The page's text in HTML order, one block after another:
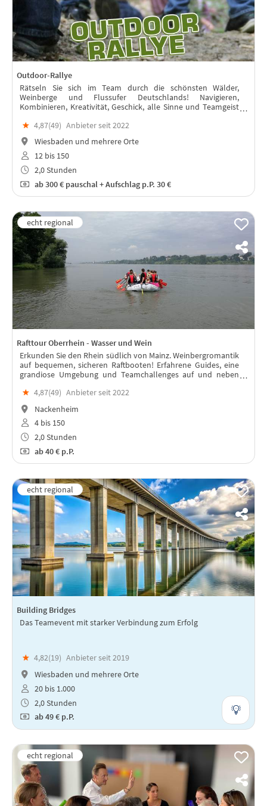
Outdoor-Rallye
Rätseln Sie sich im Team durch die schönsten Wälder,
Weinberge und Flussufer Deutschlands! Navigieren,
Kombinieren, Kreativität, Geschick, alle Sinne und Teamgeist
★ 4,87(49) Anbieter seit 2022
Wiesbaden und mehrere Orte
12 bis 150
2,0 Stunden
ab300 € pauschal + Aufschlag p.P. 30 €
Rafttour Oberrhein - Wasser und Wein
Erkunden Sie den Rhein südlich von Mainz. Weinbergromantik
auf bequemen, sicheren Raftbooten! Erfahrene Guides, eine
grandiose Umgebung und Teamchallenges auf und neben
Weinprobe im Anschluss möglich!
★ 4,87(49) Anbieter seit 2022
Nackenheim
4 bis 150
2,0 Stunden
ab40 € p.P.
Building Bridges
Das Teamevent mit starker Verbindung zum Erfolg
★ 4,82(19) Anbieter seit 2019
Wiesbaden und mehrere Orte
20 bis 1.000
2,0 Stunden
ab49 € p.P.